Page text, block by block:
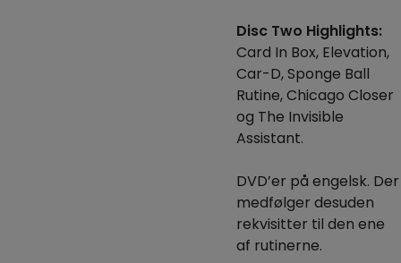
Disc Two Highlights:
Card In Box, Elevation,
Car-D, Sponge Ball
Rutine, Chicago Closer
og The Invisible
Assistant.
DVD’er på engelsk. Der
medfølger desuden
rekvisitter til den ene
af rutinerne.